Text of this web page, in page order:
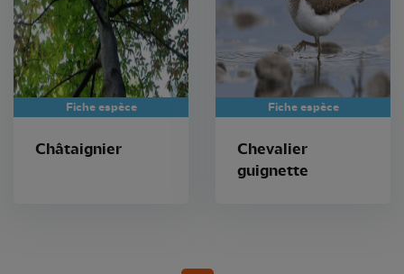
Fiche espèce
Châtaignier
Fiche espèce
Chevalier
guignette